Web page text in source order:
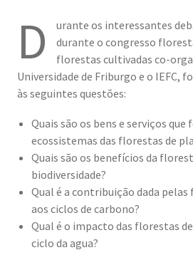
D
urante os interessantes
durante o congresso
florestas cultivadas co-
Universidade de Friburgo e o IEFC,
às seguintes questões:
Quais são os bens e serviços que
ecossistemas das florestas de
Quais são os benefícios da
biodiversidade?
Qual é a contribuição dada
aos ciclos de carbono?
Qual é o impacto das florestas
ciclo da agua?